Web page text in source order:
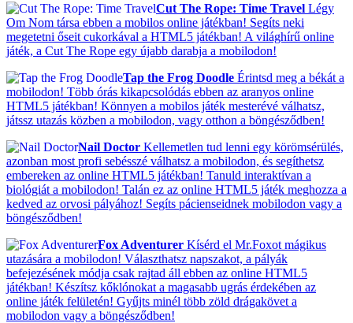
Cut The Rope: Time Travel Légy
Om Nom társa ebben a mobilos online játékban! Segíts neki
megetetni őseit cukorkával a HTML5 játékban! A világhírű online
játék, a Cut The Rope egy újabb darabja a mobilodon!
Tap the Frog Doodle Érintsd meg a békát a
mobilodon! Több órás kikapcsolódás ebben az aranyos online
HTML5 játékban! Könnyen a mobilos játék mesterévé válhatsz,
játssz utazás közben a mobilodon, vagy otthon a böngésződben!
Nail Doctor Kellemetlen tud lenni egy körömsérülés,
azonban most profi sebésszé válhatsz a mobilodon, és segíthetsz
embereken az online HTML5 játékban! Tanuld interaktívan a
biológiát a mobilodon! Talán ez az online HTML5 játék meghozza a
kedved az orvosi pályához! Segíts pácienseidnek mobilodon vagy a
böngésződben!
Fox Adventurer Kísérd el Mr.Foxot mágikus
utazására a mobilodon! Választhatsz napszakot, a pályák
befejezésének módja csak rajtad áll ebben az online HTML5
játékban! Készítsz kőklónokat a magasabb ugrás érdekében az
online játék felületén! Gyűjts minél több zöld drágakövet a
mobilodon vagy a böngésződben!